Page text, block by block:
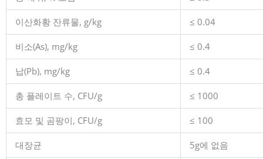
이산화황 잔류물, g/kg ≤ 0.04
비소(As), mg/kg ≤ 0.4
납(Pb), mg/kg ≤ 0.4
총 플레이트 수, CFU/g ≤ 1000
효모 및 곰팡이, CFU/g ≤ 100
대장균 5g에 없음